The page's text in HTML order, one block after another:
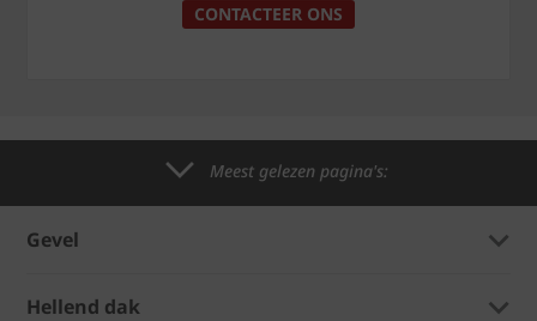
CONTACTEER ONS
Meest gelezen pagina's:
Gevel
Hellend dak